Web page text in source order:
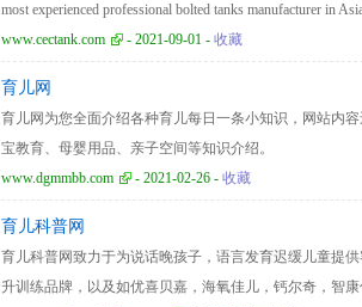
most experienced professional bolted tanks manufacturer in
www.cectank.com
- 2021-09-01 - 收藏
育儿网
育儿网为您全面介绍各种育儿每日一条小知识，网站内
宝教育、母婴用品、亲子空间等知识介绍。
www.dgmmbb.com
- 2021-02-26 - 收藏
育儿科普网
育儿科普网致力于为说话晚孩子，语言发育迟缓儿童提
升训练品牌，以及如优喜贝嘉，海氧佳儿，钙尔奇，智